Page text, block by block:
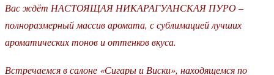
Вас ждёт НАСТОЯЩАЯ НИКАРАГУАНСКАЯ ПУРО –
полноразмерный массив аромата, с сублимацией лучших
ароматических тонов и оттенков вкуса.
Встречаемся в салоне «Сигары и Виски», находящемся по